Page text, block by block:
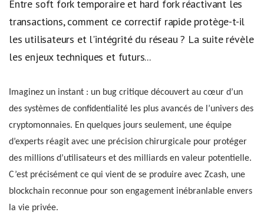
Entre soft fork temporaire et hard fork réactivant les
transactions, comment ce correctif rapide protège-t-il
les utilisateurs et l'intégrité du réseau ? La suite révèle
les enjeux techniques et futurs...
Imaginez un instant : un bug critique découvert au cœur d’un
des systèmes de confidentialité les plus avancés de l’univers des
cryptomonnaies. En quelques jours seulement, une équipe
d’experts réagit avec une précision chirurgicale pour protéger
des millions d’utilisateurs et des milliards en valeur potentielle.
C’est précisément ce qui vient de se produire avec Zcash, une
blockchain reconnue pour son engagement inébranlable envers
la vie privée.